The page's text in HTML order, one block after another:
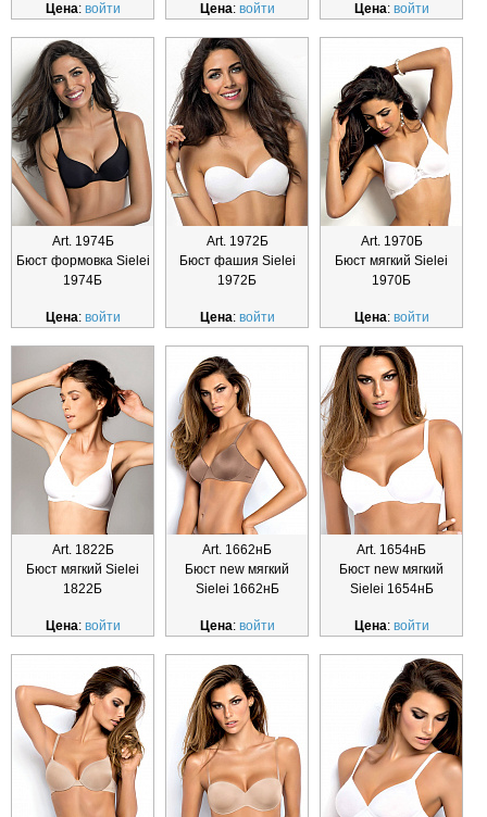
Цена: войти Цена: войти Цена: войти
Art. 1974Б
Бюст формовка Sielei
1974Б
Цена: войти
Art. 1972Б
Бюст фашия Sielei
1972Б
Цена: войти
Art. 1970Б
Бюст мягкий Sielei
1970Б
Цена: войти
Art. 1822Б
Бюст мягкий Sielei
1822Б
Цена: войти
Art. 1662нБ
Бюст new мягкий
Sielei 1662нБ
Цена: войти
Art. 1654нБ
Бюст new мягкий
Sielei 1654нБ
Цена: войти